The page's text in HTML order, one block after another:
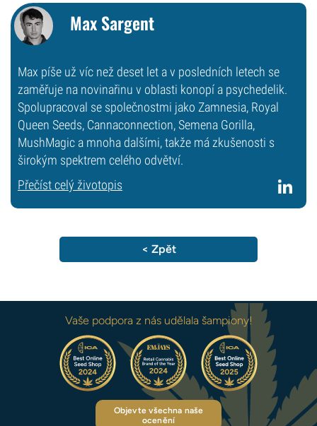
Max Sargent
Max píše už víc než deset let a v posledních letech se
zaměřuje na novinařinu v oblasti konopí a psychedelik.
Spolupracoval se společnostmi jako Zamnesia, Royal
Queen Seeds, Cannaconnection, Semena Gorilla,
MushMagic a mnoha dalšími, takže má zkušenosti s
širokým spektrem celého odvětví.
Přečíst celý životopis
< Zpět
Vaše podpora z nás udělala šampiony!
Objevte všechna naše
ocenění